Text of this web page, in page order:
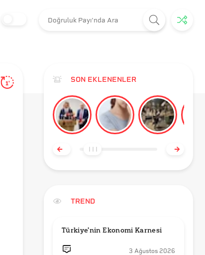
1' SON EKLENENLER
TREND
Türkiye'nin Ekonomi Karnesi
3 Ağustos 2026